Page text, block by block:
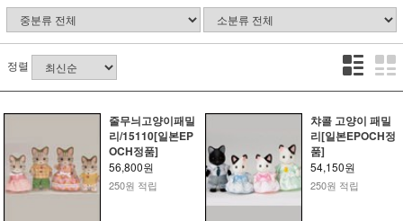
정렬
줄무늬고양이패밀
리/15110[일본EP
OCH정품]
56,800원
250원 적립
챠콜 고양이 패밀
리[일본EPOCH정
품]
54,150원
250원 적립